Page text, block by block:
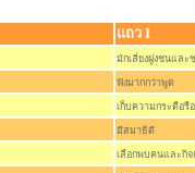
แถว I
มักเลี่ยงฝูงชนและ
ฟังมากกว่าพูด
เก็บความกระตือรื
มีสมาธิดี
เลือกพบคนและกิจ